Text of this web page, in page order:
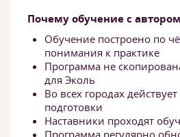
Почему обучение с
Обучение построено по
понимания к практике
Программа не
для Эколь
Во всех городах
подготовки
Наставники проходят
Программа регулярно